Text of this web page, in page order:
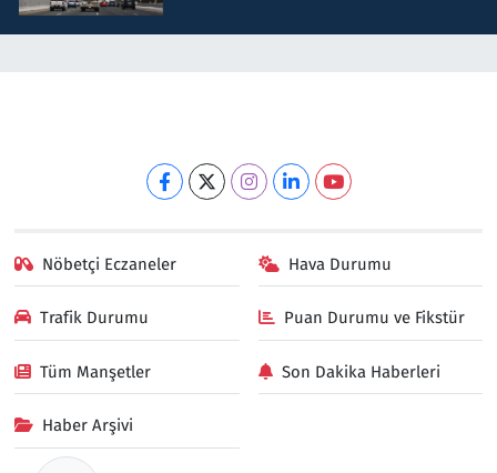
Nöbetçi Eczaneler Hava Durumu
Trafik Durumu Puan Durumu ve Fikstür
Tüm Manşetler Son Dakika Haberleri
Haber Arşivi